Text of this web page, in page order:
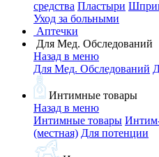
средства Пластыри
Уход за больными
Аптечки
Для Мед. Обследований
Назад в меню
Для Мед. Обследований
Интимные товары
Назад в меню
Интимные товары
(местная) Для потенции